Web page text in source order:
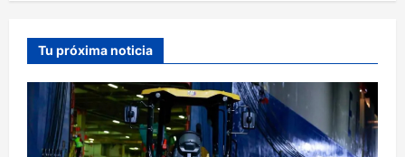
Tu próxima noticia